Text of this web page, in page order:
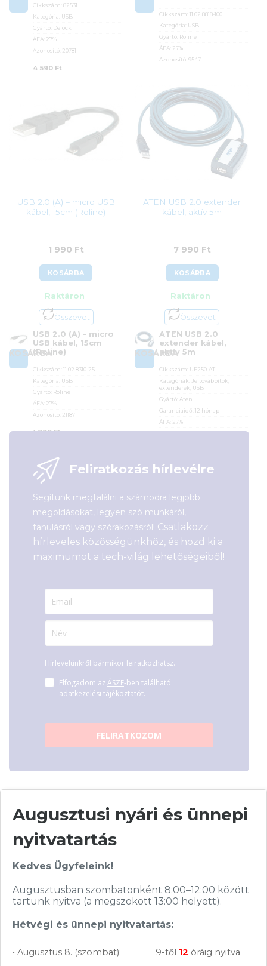
Cikkszám:82531
Kategória: USB
Gyártó: Delock
ÁFA: 27%
Azonosító: 20781
4 590 Ft
Cikkszám: 11.02.8818-100
Kategória: USB
Gyártó: Roline
ÁFA: 27%
Azonosító: 9547
2 690 Ft
USB 2.0 (A) – micro USB
kábel, 15cm (Roline)
1 990 Ft
KOSÁRBA
Raktáron
Összevet
KOSÁRBA
USB 2.0 (A) – micro
USB kábel, 15cm
(Roline)
Cikkszám:11.02.8310-25
Kategória: USB
Gyártó: Roline
ÁFA: 27%
Azonosító: 21187
1 990Ft
ATEN USB 2.0 extender
kábel, aktív 5m
7 990 Ft
KOSÁRBA
Raktáron
Összevet
KOSÁRBA
ATEN USB 2.0
extender kábel,
aktív 5m
Cikkszám: UE250-AT
Kategóriák: Jeltovábbítók,
extenderek USB
Gyártó: Aten
Garanciaidő: 12 hónap
ÁFA: 27%
Azonosító:6267
Feliratkozás hírlevélre
Segítünk megtalálni a számodra legjobb
megoldásokat, legyen szó munkáról,
tanulásról vagy szórakozásról! Csatlakozz
hírleveles közösségünkhöz, és hozd ki a
maximumot a tech-világ lehetőségeiből!
Hírlevelünkről bármikor leiratkozhatsz.
Elfogadom az ÁSZF-ben található
adatkezelési tájékoztatót.
FELIRATKOZOM
Vásárolj nálunk!
Nagy raktárkészlet
Garanciavállalás
Hűségprogram
50 000 Ft felett ingyenes szállítás
Szolgáltatásaink vállalkozásoknak
Augusztusi nyári és ünnepi
nyitvatartás
Kedves Ügyfeleink!
Augusztusban szombatonként 8:00–12:00 között
tartunk nyitva (a megszokott 13:00 helyett).
Hétvégi és ünnepi nyitvatartás:
• Augusztus 8. (szombat): 9-től 12 óráig nyitva